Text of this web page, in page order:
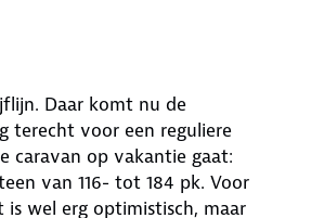
Daar komt nu de
terecht voor een reguliere
caravan op vakantie gaat:
van 116- tot 184 pk. Voor
wel erg optimistisch, maar